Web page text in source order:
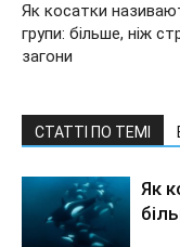
Як косатки
групи: більше, ніж
загони
СТАТТІ ПО ТЕМІ
Як